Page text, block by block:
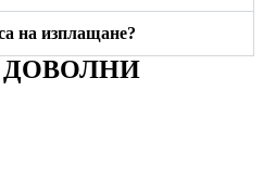
на изплащане?